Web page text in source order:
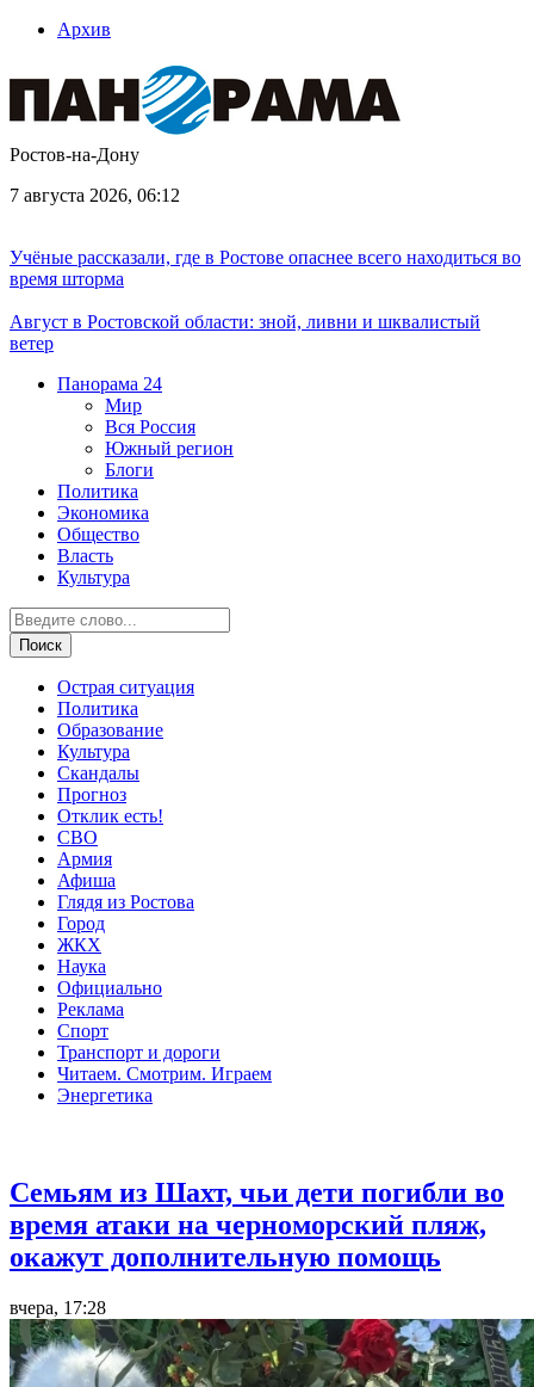
Архив
Ростов-на-Дону
7 августа 2026, 06:12
Учёные рассказали, где в Ростове опаснее всего находиться во
время шторма
Август в Ростовской области: зной, ливни и шквалистый
ветер
Панорама 24
Мир
Вся Россия
Южный регион
Блоги
Политика
Экономика
Общество
Власть
Культура
Острая ситуация
Политика
Образование
Культура
Скандалы
Прогноз
Отклик есть!
СВО
Армия
Афиша
Глядя из Ростова
Город
ЖКХ
Наука
Официально
Реклама
Спорт
Транспорт и дороги
Читаем. Смотрим. Играем
Энергетика
Семьям из Шахт, чьи дети погибли во
время атаки на черноморский пляж,
окажут дополнительную помощь
вчера, 17:28